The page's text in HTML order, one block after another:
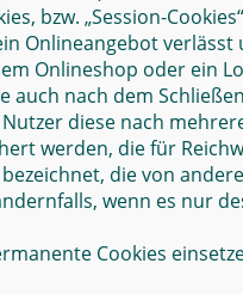
bzw. „Session-
Onlineangebot
Onlineshop oder ein
auch nach dem
diese nach
werden, die für
bezeichnet, die von
wenn es nur
Cookies